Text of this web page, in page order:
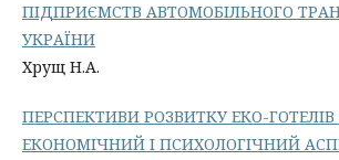
ПІДПРИЄМСТВ АВТОМОБІЛЬНОГО
УКРАЇНИ
Хрущ Н.А.
ПЕРСПЕКТИВИ РОЗВИТКУ ЕКО-ГОТЕЛІВ
ЕКОНОМІЧНИЙ І ПСИХОЛОГІЧНИЙ